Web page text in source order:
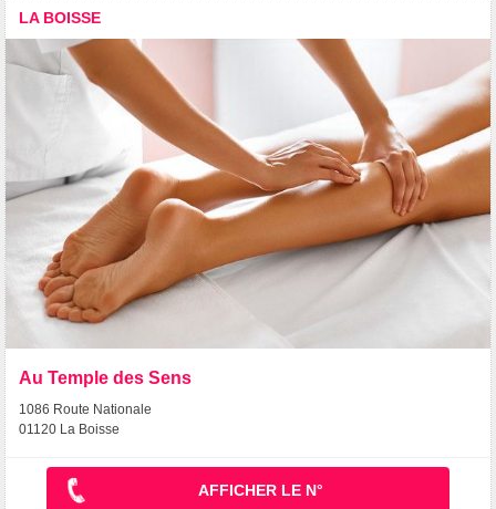
LA BOISSE
Au Temple des Sens
1086 Route Nationale
01120 La Boisse
AFFICHER LE N°